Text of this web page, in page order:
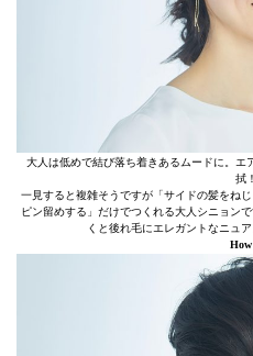
大人は低めで結び落ち着きあるムードに。
拭！
一見すると複雑そうですが「サイドの髪をね
ピン留めする」だけでつくれる大人シニョン
くと後れ毛にエレガントなニュ